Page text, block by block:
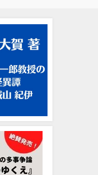
録漫画に出てくる「〇〇大
について
2022年12月13日